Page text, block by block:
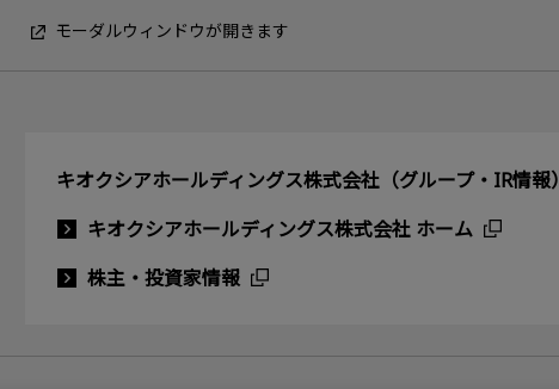
モーダルウィンドウが開きます
キオクシアホールディングス株式会社（グループ・IR情報）
キオクシアホールディングス株式会社 ホーム
株主・投資家情報